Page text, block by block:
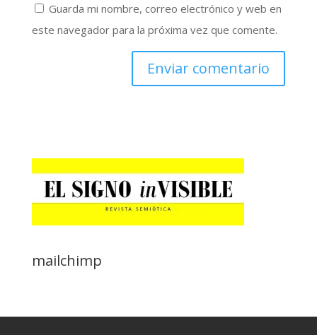
Guarda mi nombre, correo electrónico y web en
este navegador para la próxima vez que comente.
mailchimp